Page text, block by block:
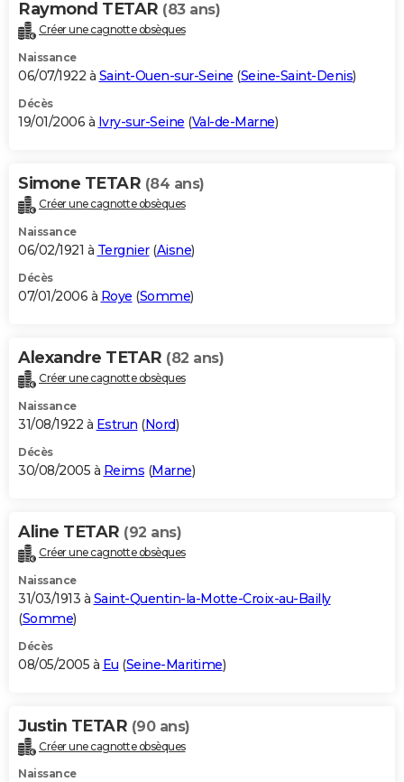
Raymond TETAR (83 ans)
Créer une cagnotte obsèques
Naissance
06/07/1922 à Saint-Ouen-sur-Seine (Seine-Saint-Denis)
Décès
19/01/2006 à Ivry-sur-Seine (Val-de-Marne)
Simone TETAR (84 ans)
Créer une cagnotte obsèques
Naissance
06/02/1921 à Tergnier(Aisne)
Décès
07/01/2006 à Roye (Somme)
Alexandre TETAR (82 ans)
Créer une cagnotte obsèques
Naissance
31/08/1922 à Estrun (Nord)
Décès
30/08/2005 à Reims (Marne)
Aline TETAR (92 ans)
Créer une cagnotte obsèques
Naissance
31/03/1913 à Saint-Quentin-la-Motte-Croix-au-Bailly
(Somme)
Décès
08/05/2005 à Eu (Seine-Maritime)
Justin TETAR (90 ans)
Créer une cagnotte obsèques
Naissance